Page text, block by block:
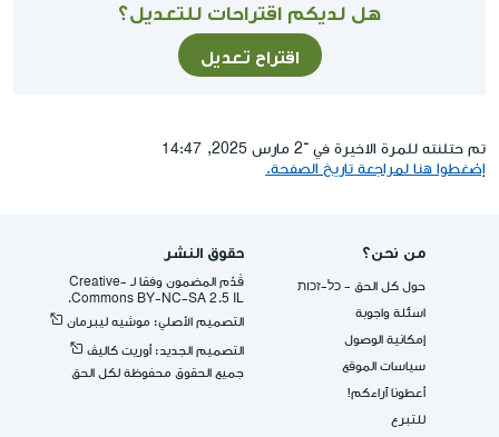
هل لديكم اقتراحات للتعديل؟
اقتراح تعديل
تم حتلنته للمرة الاخيرة في ־2 مارس 2025, 14:47
إضغطوا هنا لمراجعة تاريخ الصفحة.
من نحن؟
حول كل الحق - כל-זכות
اسئلة واجوبة
إمكانية الوصول
سياسات الموقع
أعطونا آراءكم!
للتبرع
حقوق النشر
قُدِّم المضمون وفقا لـ -Creative
Commons BY-NC-SA 2.5 IL.
التصميم الأصلي: موشيه ليبرمان
التصميم الجديد: أوريت كاليڤ
جميع الحقوق محفوظة لكل الحق